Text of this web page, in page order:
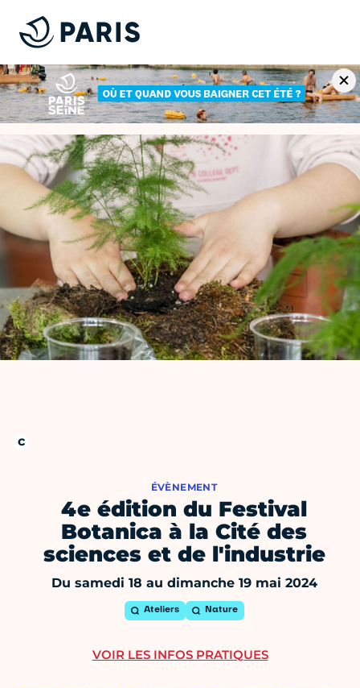
ÉVÈNEMENT
4e édition du Festival
Botanica à la Cité des
sciences et de l'industrie
Du samedi 18 au dimanche 19 mai 2024
Ateliers Nature
VOIR LES INFOS PRATIQUES